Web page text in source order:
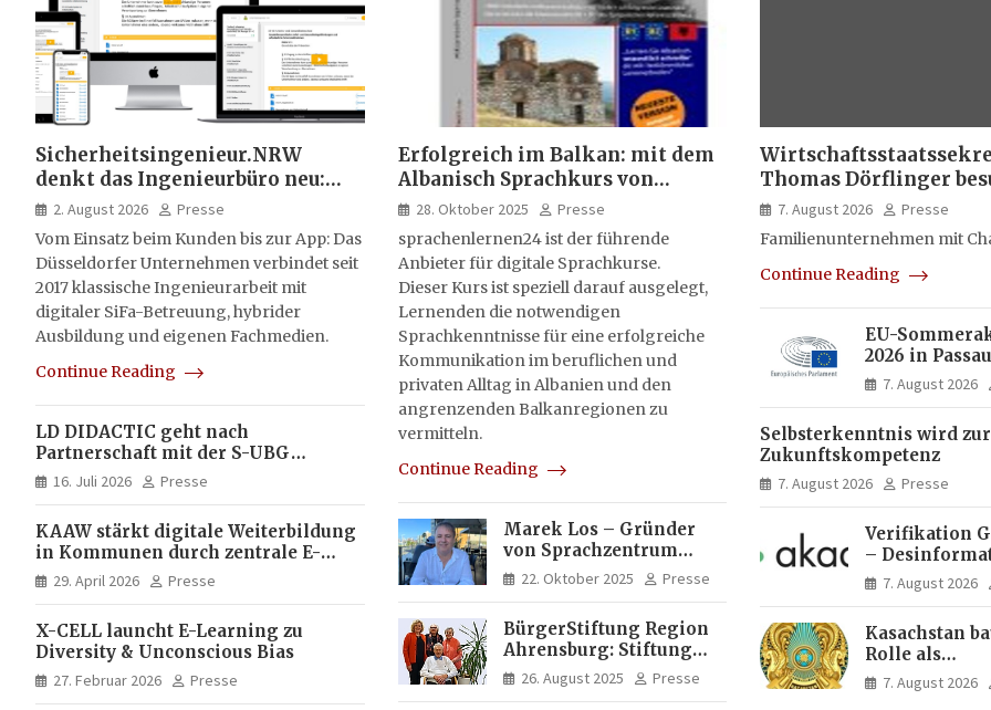
Sicherheitsingenieur.NRW
denkt das Ingenieurbüro neu:
HSE-Beratung wird digital,
hybrid und multimedial
2. August 2026
Presse
Vom Einsatz beim Kunden bis zur App: Das
Düsseldorfer Unternehmen verbindet seit
2017 klassische Ingenieurarbeit mit
digitaler SiFa-Betreuung, hybrider
Ausbildung und eigenen Fachmedien.
Continue Reading
LD DIDACTIC geht nach
Partnerschaft mit der S-UBG
vollständig in Unternehmerhand
16. Juli 2026 Presse
KAAW stärkt digitale Weiterbildung
in Kommunen durch zentrale E-
Learning Plattform von X-CELL
29. April 2026 Presse
X-CELL launcht E-Learning zu
Diversity & Unconscious Bias
27. Februar 2026 Presse
Erfolgreich im Balkan: mit dem
Albanisch Sprachkurs von
sprachenlernen24
28. Oktober 2025
Presse
sprachenlernen24 ist der führende
Anbieter für digitale Sprachkurse.
Dieser Kurs ist speziell darauf ausgelegt,
Lernenden die notwendigen
Sprachkenntnisse für eine erfolgreiche
Kommunikation im beruflichen und
privaten Alltag in Albanien und den
angrenzenden Balkanregionen zu
vermitteln.
Continue Reading
Marek Los – Gründer
von Sprachzentrum
Moose, Moose Casa
Italia und Apartamento
Experte für Bildung und
Investitionen in
Brasilien
22. Oktober 2025 Presse
BürgerStiftung Region
Ahrensburg: Stiftung
Dietrich+Gudrun Maaß
fördert
26. August 2025 Presse
Thomas Dörflinger
Handwerksbetrieb im
Kammerbezirk Freiburg
7. August 2026
Presse
Familienunternehmen mit
Continue Reading
EU-
2026 in
Menschen
Ideen für
7. August 2026
Selbsterkenntnis wird zur
Zukunftskompetenz
7. August 2026 Presse
Verifikation
–
Fake News,
Inhalte | dpa-
7. August 2026
Kasachstan
Rolle als
zwischen
7. August 2026